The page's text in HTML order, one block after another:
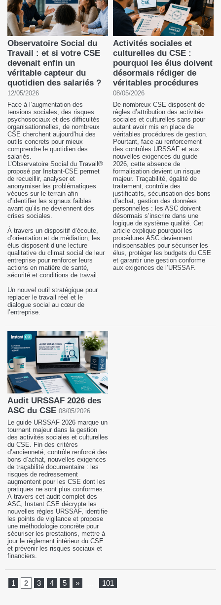
Observatoire Social du
Travail : et si votre CSE
devenait enfin un
véritable capteur du
quotidien des salariés ?
12/05/2026
Face à l’augmentation des
tensions sociales, des risques
psychosociaux et des difficultés
organisationnelles, de nombreux
CSE cherchent aujourd’hui des
outils concrets pour mieux
comprendre le quotidien des
salariés.
L’Observatoire Social du Travail®
proposé par Instant-CSE permet
de recueillir, analyser et
anonymiser les problématiques
vécues sur le terrain afin
d’identifier les signaux faibles
avant qu’ils ne deviennent des
crises sociales.
À travers un dispositif d’écoute,
d’orientation et de médiation, les
élus disposent d’une lecture
qualitative du climat social de leur
entreprise pour renforcer leurs
actions en matière de santé,
sécurité et conditions de travail.
Un nouvel outil stratégique pour
replacer le travail réel et le
dialogue social au cœur de
l’entreprise.
Activités sociales et
culturelles du CSE :
pourquoi les élus doivent
désormais rédiger de
véritables procédures
08/05/2026
De nombreux CSE disposent de
règles d’attribution des activités
sociales et culturelles sans pour
autant avoir mis en place de
véritables procédures de gestion.
Pourtant, face au renforcement
des contrôles URSSAF et aux
nouvelles exigences du guide
2026, cette absence de
formalisation devient un risque
majeur. Traçabilité, égalité de
traitement, contrôle des
justificatifs, sécurisation des bons
d’achat, gestion des données
personnelles : les ASC doivent
désormais s’inscrire dans une
logique de système qualité. Cet
article explique pourquoi les
procédures ASC deviennent
indispensables pour sécuriser les
élus, protéger les budgets du CSE
et garantir une gestion conforme
aux exigences de l’URSSAF.
Audit URSSAF 2026 des
ASC du CSE 08/05/2026
Le guide URSSAF 2026 marque un
tournant majeur dans la gestion
des activités sociales et culturelles
du CSE. Fin des critères
d’ancienneté, contrôle renforcé des
bons d’achat, nouvelles exigences
de traçabilité documentaire : les
risques de redressement
augmentent pour les CSE dont les
pratiques ne sont plus conformes.
À travers cet audit complet des
ASC, Instant CSE décrypte les
nouvelles règles URSSAF, identifie
les points de vigilance et propose
une méthodologie concrète pour
sécuriser les prestations, mettre à
jour le règlement intérieur du CSE
et prévenir les risques sociaux et
financiers.
1 2 3 4 5 » 101